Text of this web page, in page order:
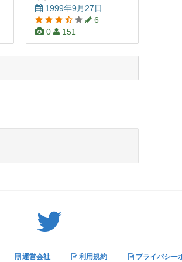
1999年9月27日
6
0
151
運営会社 利用規約 プライバシー